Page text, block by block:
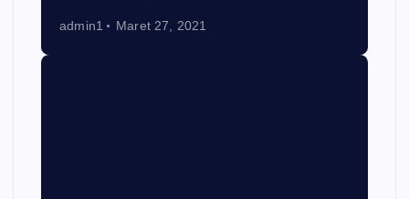
admin1 Maret 27, 2021